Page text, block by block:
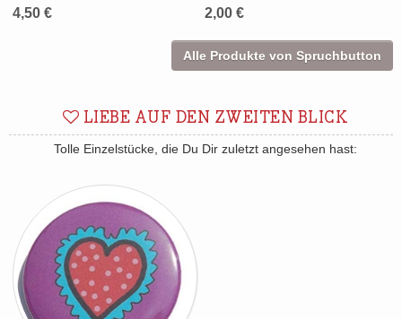
4,50 € 2,00 €
Alle Produkte von Spruchbutton
LIEBE AUF DEN ZWEITEN BLICK
Tolle Einzelstücke, die Du Dir zuletzt angesehen hast: